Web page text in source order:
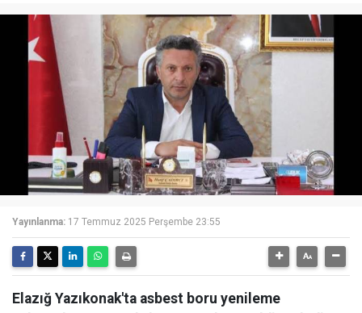
Yayınlanma: 17 Temmuz 2025 Perşembe 23:55
Elazığ Yazıkonak'ta asbest boru yenileme